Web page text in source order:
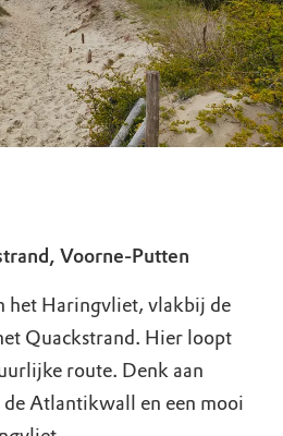
Voorne-Putten
het Haringvliet, vlakbij de
Quackstrand. Hier loopt
route. Denk aan
de Atlantikwall en een mooi